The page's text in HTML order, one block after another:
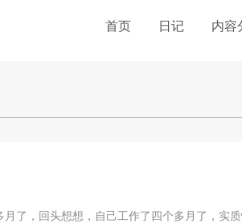
首页 日记 内容
了，回头想想，自己工作了四个多月了，实